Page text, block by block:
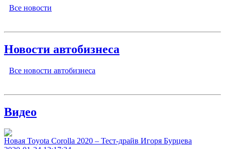
Все новости
Новости автобизнеса
Все новости автобизнеса
Видео
Новая Toyota Corolla 2020 – Тест-драйв Игоря Бурцева